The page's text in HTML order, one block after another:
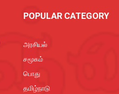
POPULAR CATEGORY
அரசியல்
சமூகம்
பொது
தமிழ்நாடு